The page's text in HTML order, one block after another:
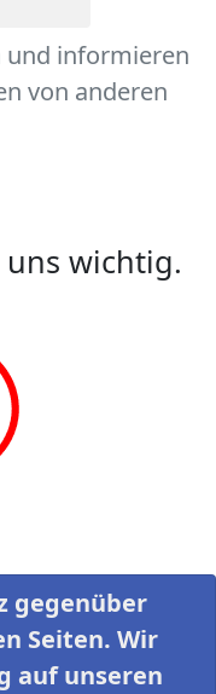
und informieren
von anderen
wichtig.
gegenüber
Seiten. Wir
auf unseren